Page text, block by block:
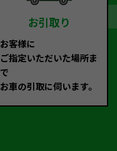
お引取り
お客様に
ご指定いただいた場所ま
で
お車の引取に伺います。